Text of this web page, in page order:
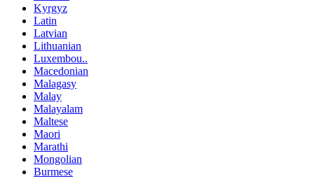
Kyrgyz
Latin
Latvian
Lithuanian
Luxembou..
Macedonian
Malagasy
Malay
Malayalam
Maltese
Maori
Marathi
Mongolian
Burmese